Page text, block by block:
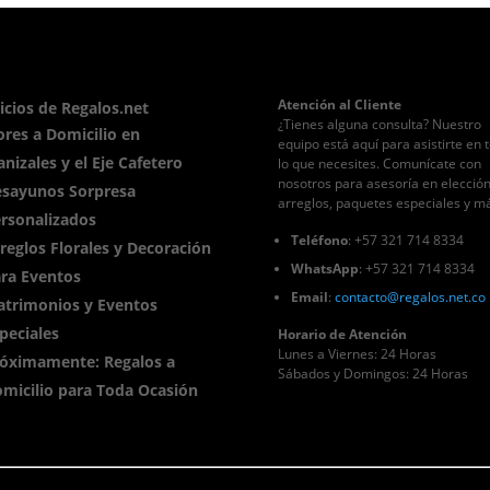
de Regalos.net
a Domicilio en
y el Eje Cafetero
Sorpresa
Florales y Decoración
Eventos
y Eventos
Regalos a
para Toda Ocasión
Atención al Cliente
¿Tienes alguna consulta? Nuestro
equipo está aquí para asistirte en
lo que necesites. Comunícate con
nosotros para asesoría en
arreglos, paquetes especiales y
Teléfono: +57 321 714 8334
WhatsApp: +57 321 714 8334
Email: contacto@regalos.net.co
Horario de Atención
Lunes a Viernes: 24 Horas
Sábados y Domingos: 24 Horas